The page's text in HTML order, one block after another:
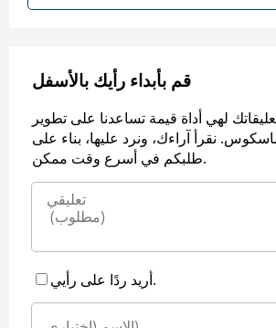
قم بأبداء رأيك بالأسفل
لهي أداة قيمة تساعدنا على تطوير
نقرأ آراءك، ونرد عليها، بناء على
طلبكم في أسرع وقت ممكن.
أريد ردًا على رأيي.